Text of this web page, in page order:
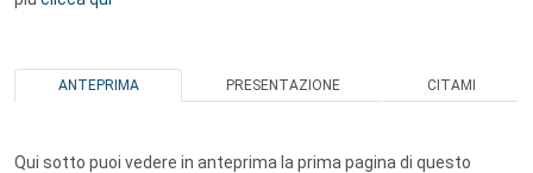
ANTEPRIMA PRESENTAZIONE CITAMI
Qui sotto puoi vedere in anteprima la prima pagina di questo